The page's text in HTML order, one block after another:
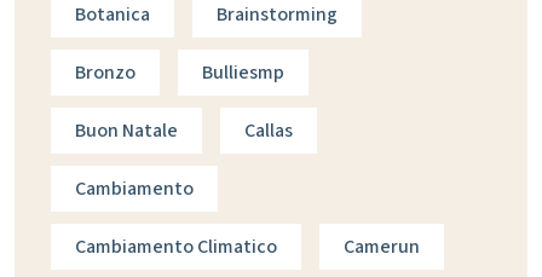
Botanica Brainstorming
Bronzo Bulliesmp
Buon Natale Callas
Cambiamento
Cambiamento Climatico Camerun